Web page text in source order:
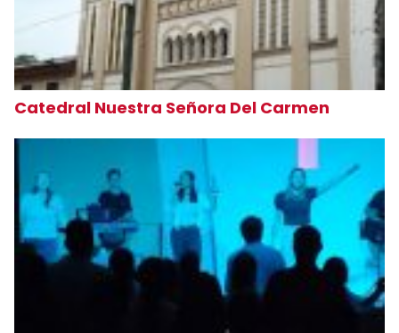
Catedral Nuestra Señora Del Carmen